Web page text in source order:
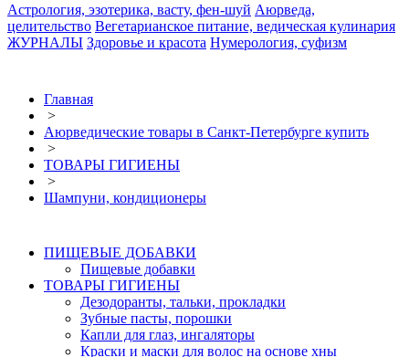
Астрология, эзотерика, васту, фен-шуй Аюрведа,
целительство Вегетарианское питание, ведическая кулинария
ЖУРНАЛЫ Здоровье и красота Нумерология, суфизм
Главная
>
Аюрведические товары в Санкт-Петербурге купить
>
ТОВАРЫ ГИГИЕНЫ
>
Шампуни, кондиционеры
ПИЩЕВЫЕ ДОБАВКИ
Пищевые добавки
ТОВАРЫ ГИГИЕНЫ
Дезодоранты, тальки, прокладки
Зубные пасты, порошки
Капли для глаз, ингаляторы
Краски и маски для волос на основе хны